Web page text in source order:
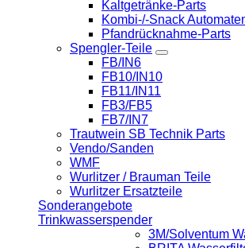
Kaltgetränke-Parts
Kombi-/-Snack
Pfandrücknahme-Parts
Spengler-Teile
FB/IN6
FB10/IN10
FB11/IN11
FB3/FB5
FB7/IN7
Trautwein SB Technik Parts
Vendo/Sanden
WMF
Wurlitzer / Brauman Teile
Wurlitzer Ersatzteile
Sonderangebote
Trinkwasserspender
3M/Solventum